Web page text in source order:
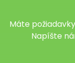
Máte
Napíšte